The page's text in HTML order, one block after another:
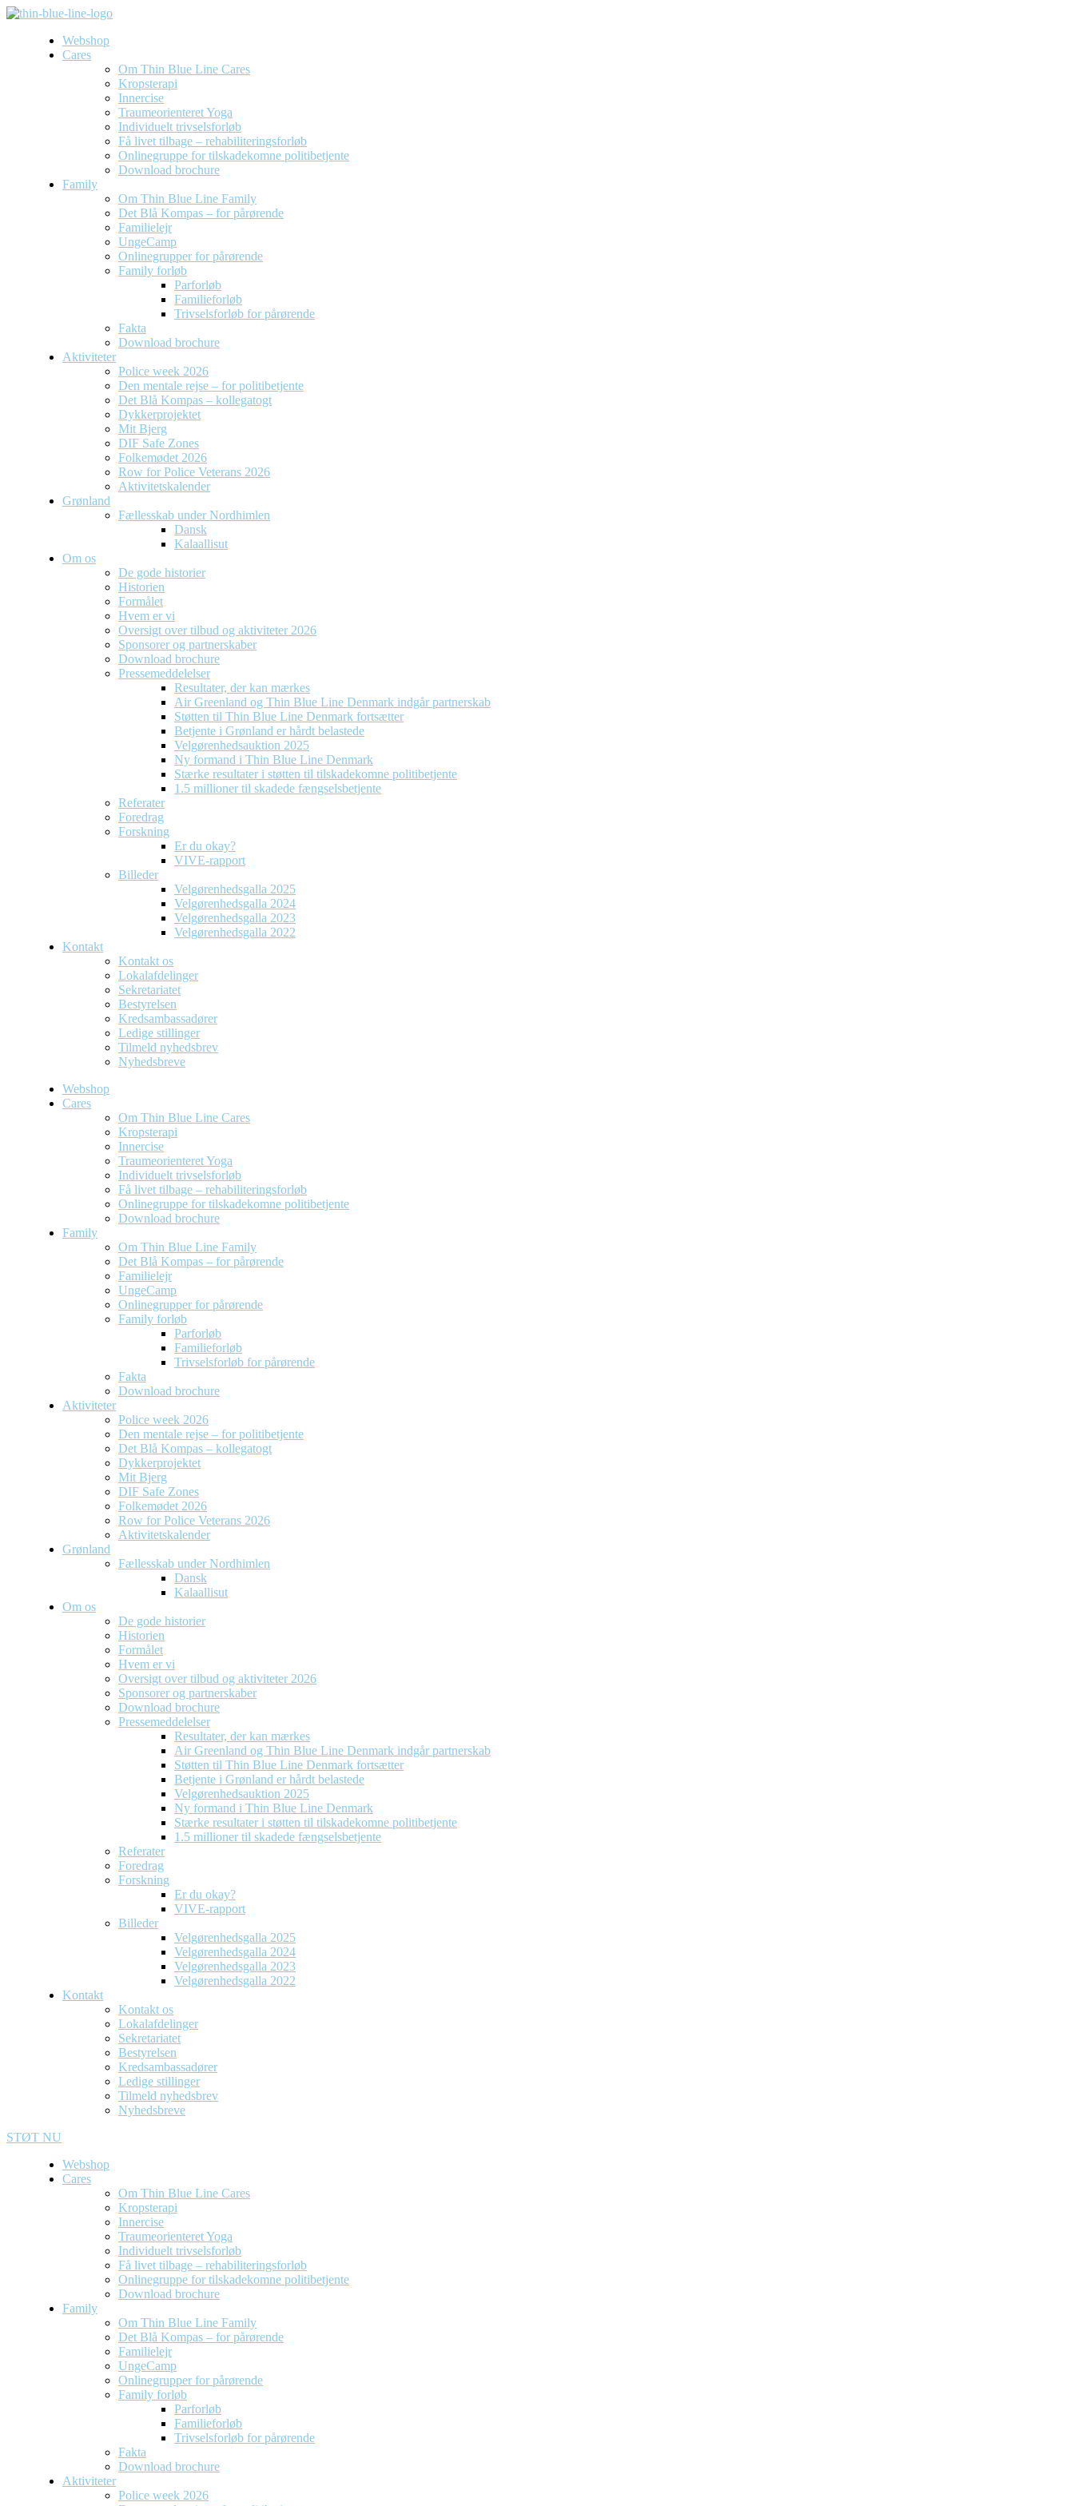
Webshop
Cares
Om Thin Blue Line Cares
Kropsterapi
Innercise
Traumeorienteret Yoga
Individuelt trivselsforløb
Få livet tilbage – rehabiliteringsforløb
Onlinegruppe for tilskadekomne politibetjente
Download brochure
Family
Om Thin Blue Line Family
Det Blå Kompas – for pårørende
Familielejr
UngeCamp
Onlinegrupper for pårørende
Family forløb
Parforløb
Familieforløb
Trivselsforløb for pårørende
Fakta
Download brochure
Aktiviteter
Police week 2026
Den mentale rejse – for politibetjente
Det Blå Kompas – kollegatogt
Dykkerprojektet
Mit Bjerg
DIF Safe Zones
Folkemødet 2026
Row for Police Veterans 2026
Aktivitetskalender
Grønland
Fællesskab under Nordhimlen
Dansk
Kalaallisut
Om os
De gode historier
Historien
Formålet
Hvem er vi
Oversigt over tilbud og aktiviteter 2026
Sponsorer og partnerskaber
Download brochure
Pressemeddelelser
Resultater, der kan mærkes
Air Greenland og Thin Blue Line Denmark indgår partnerskab
Støtten til Thin Blue Line Denmark fortsætter
Betjente i Grønland er hårdt belastede
Velgørenhedsauktion 2025
Ny formand i Thin Blue Line Denmark
Stærke resultater i støtten til tilskadekomne politibetjente
1.5 millioner til skadede fængselsbetjente
Referater
Foredrag
Forskning
Er du okay?
VIVE-rapport
Billeder
Velgørenhedsgalla 2025
Velgørenhedsgalla 2024
Velgørenhedsgalla 2023
Velgørenhedsgalla 2022
Kontakt
Kontakt os
Lokalafdelinger
Sekretariatet
Bestyrelsen
Kredsambassadører
Ledige stillinger
Tilmeld nyhedsbrev
Nyhedsbreve
Webshop
Cares
Om Thin Blue Line Cares
Kropsterapi
Innercise
Traumeorienteret Yoga
Individuelt trivselsforløb
Få livet tilbage – rehabiliteringsforløb
Onlinegruppe for tilskadekomne politibetjente
Download brochure
Family
Om Thin Blue Line Family
Det Blå Kompas – for pårørende
Familielejr
UngeCamp
Onlinegrupper for pårørende
Family forløb
Parforløb
Familieforløb
Trivselsforløb for pårørende
Fakta
Download brochure
Aktiviteter
Police week 2026
Den mentale rejse – for politibetjente
Det Blå Kompas – kollegatogt
Dykkerprojektet
Mit Bjerg
DIF Safe Zones
Folkemødet 2026
Row for Police Veterans 2026
Aktivitetskalender
Grønland
Fællesskab under Nordhimlen
Dansk
Kalaallisut
Om os
De gode historier
Historien
Formålet
Hvem er vi
Oversigt over tilbud og aktiviteter 2026
Sponsorer og partnerskaber
Download brochure
Pressemeddelelser
Resultater, der kan mærkes
Air Greenland og Thin Blue Line Denmark indgår partnerskab
Støtten til Thin Blue Line Denmark fortsætter
Betjente i Grønland er hårdt belastede
Velgørenhedsauktion 2025
Ny formand i Thin Blue Line Denmark
Stærke resultater i støtten til tilskadekomne politibetjente
1.5 millioner til skadede fængselsbetjente
Referater
Foredrag
Forskning
Er du okay?
VIVE-rapport
Billeder
Velgørenhedsgalla 2025
Velgørenhedsgalla 2024
Velgørenhedsgalla 2023
Velgørenhedsgalla 2022
Kontakt
Kontakt os
Lokalafdelinger
Sekretariatet
Bestyrelsen
Kredsambassadører
Ledige stillinger
Tilmeld nyhedsbrev
Nyhedsbreve
STØT NU
Webshop
Cares
Om Thin Blue Line Cares
Kropsterapi
Innercise
Traumeorienteret Yoga
Individuelt trivselsforløb
Få livet tilbage – rehabiliteringsforløb
Onlinegruppe for tilskadekomne politibetjente
Download brochure
Family
Om Thin Blue Line Family
Det Blå Kompas – for pårørende
Familielejr
UngeCamp
Onlinegrupper for pårørende
Family forløb
Parforløb
Familieforløb
Trivselsforløb for pårørende
Fakta
Download brochure
Aktiviteter
Police week 2026